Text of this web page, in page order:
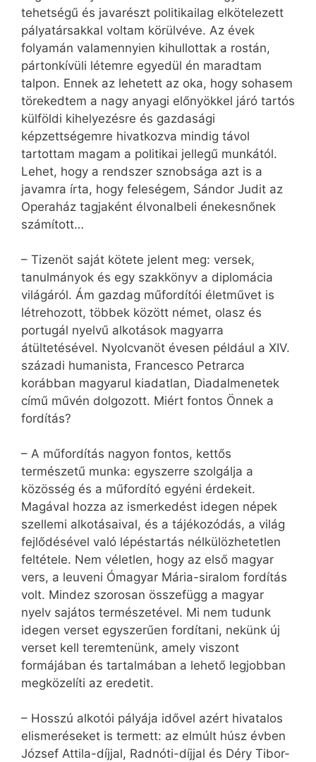
tehetségű és javarészt politikailag elkötelezett
pályatársakkal voltam körülvéve. Az évek
folyamán valamennyien kihullottak a rostán,
pártonkívüli létemre egyedül én maradtam
talpon. Ennek az lehetett az oka, hogy sohasem
törekedtem a nagy anyagi előnyökkel járó tartós
külföldi kihelyezésre és gazdasági
képzettségemre hivatkozva mindig távol
tartottam magam a politikai jellegű munkától.
Lehet, hogy a rendszer sznobsága azt is a
javamra írta, hogy feleségem, Sándor Judit az
Operaház tagjaként élvonalbeli énekesnőnek
számított…
– Tizenöt saját kötete jelent meg: versek,
tanulmányok és egy szakkönyv a diplomácia
világáról. Ám gazdag műfordítói életművet is
létrehozott, többek között német, olasz és
portugál nyelvű alkotások magyarra
átültetésével. Nyolcvanöt évesen például a XIV.
századi humanista, Francesco Petrarca
korábban magyarul kiadatlan, Diadalmenetek
című művén dolgozott. Miért fontos Önnek a
fordítás?
– A műfordítás nagyon fontos, kettős
természetű munka: egyszerre szolgálja a
közösség és a műfordító egyéni érdekeit.
Magával hozza az ismerkedést idegen népek
szellemi alkotásaival, és a tájékozódás, a világ
fejlődésével való lépéstartás nélkülözhetetlen
feltétele. Nem véletlen, hogy az első magyar
vers, a leuveni Ómagyar Mária-siralom fordítás
volt. Mindez szorosan összefügg a magyar
nyelv sajátos természetével. Mi nem tudunk
idegen verset egyszerűen fordítani, nekünk új
verset kell teremtenünk, amely viszont
formájában és tartalmában a lehető legjobban
megközelíti az eredetit.
– Hosszú alkotói pályája idővel azért hivatalos
elismeréseket is termett: az elmúlt húsz évben
József Attila-díjjal, Radnóti-díjjal és Déry Tibor-